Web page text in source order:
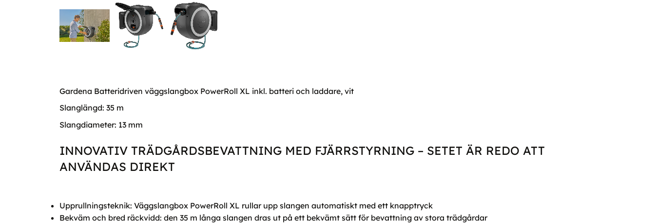
Gardena Batteridriven väggslangbox PowerRoll XL inkl. batteri och laddare, vit
Slanglängd: 35 m
Slangdiameter: 13 mm
INNOVATIV TRÄDGÅRDSBEVATTNING MED FJÄRRSTYRNING – SETET ÄR REDO ATT
ANVÄNDAS DIREKT
Upprullningsteknik: Väggslangbox PowerRoll XL rullar upp slangen automatiskt med ett knapptryck
Bekväm och bred räckvidd: den 35 m långa slangen dras ut på ett bekvämt sätt för bevattning av stora trädgårdar